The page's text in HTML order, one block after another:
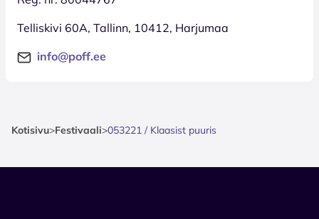
Telliskivi 60A, Tallinn, 10412, Harjumaa
info@poff.ee
Kotisivu>Festivaali>053221 / Klaasist puuris